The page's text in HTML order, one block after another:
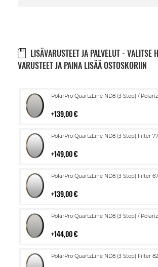
LISÄVARUSTEET JA PALVELUT - VALITSE
VARUSTEET JA PAINA LISÄÄ OSTOSKORIIN
PolarPro QuartzLine ND8 (3 Stop) /
139,00 €
Lisää
PolarPro QuartzLine ND8 (3 Stop) Filter
149,00 €
Lisää
PolarPro QuartzLine ND8 (3 Stop) Filter
139,00 €
Lisää
PolarPro QuartzLine ND8 (3 Stop) /
144,00 €
Lisää
PolarPro QuartzLine ND8 (3 Stop) Filter
Lisää